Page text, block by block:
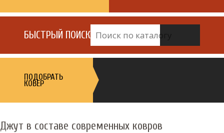
БЫСТРЫЙ ПОИСК
ПОДОБРАТЬ
КОВЕР
Джут в составе современных ковров